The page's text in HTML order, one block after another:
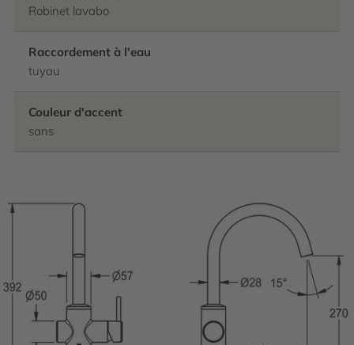
Robinet lavabo
Raccordement à l'eau
tuyau
Couleur d'accent
sans